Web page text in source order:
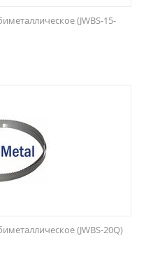
(JWBS-15-
(JWBS-20Q)